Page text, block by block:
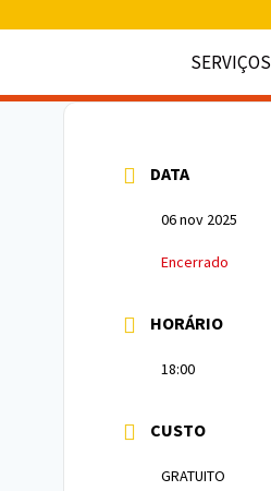
SERVIÇOS
DATA
06 nov 2025
Encerrado
HORÁRIO
18:00
CUSTO
GRATUITO